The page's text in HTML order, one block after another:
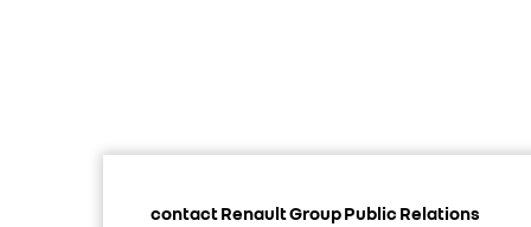
contact Renault Group Public Relations